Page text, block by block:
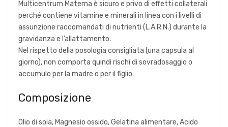
Multicentrum Materna è sicuro e privo di effetti collaterali
perché contiene vitamine e minerali in linea con i livelli di
assunzione raccomandati di nutrienti (L.A.R.N.) durante la
gravidanza e l’allattamento.
Nel rispetto della posologia consigliata (una capsula al
giorno), non comporta quindi rischi di sovradosaggio o
accumulo per la madre o per il figlio.
Composizione
Olio di soia, Magnesio ossido, Gelatina alimentare, Acido